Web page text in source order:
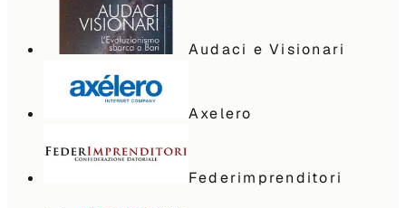
Audaci e Visionari
Axelero
Federimprenditori